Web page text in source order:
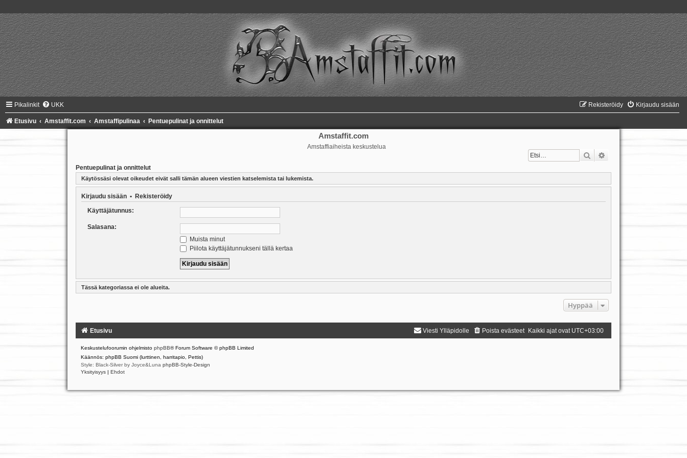
Pikalinkit UKK Kirjaudu sisään
Rekisteröidy
Etusivu Amstaffit.com Amstaffipulinaa Pentuepulinat ja onnittelut
Amstaffit.com
Amstaffiaiheista keskustelua
Etsi
Pentuepulinat ja onnittelut
Käytössäsi olevat oikeudet eivät salli tämän alueen viestien katselemista tai lukemista.
Kirjaudu sisään• Rekisteröidy
Käyttäjätunnus:
Salasana:
Muista minut
Piilota käyttäjätunnukseni tällä kertaa
Tässä kategoriassa ei ole alueita.
Hyppää
Etusivu Kaikki ajat ovat UTC+03:00
Poista evästeet
Viesti Ylläpidolle
Keskustelufoorumin ohjelmisto phpBB® Forum Software © phpBB Limited
Käännös: phpBB Suomi (lurttinen, harritapio, Pettis)
Style: Black-Silver by Joyce&Luna phpBB-Style-Design
Yksityisyys | Ehdot